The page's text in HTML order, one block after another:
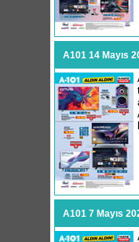
A101 14 Mayıs
A101 7 Mayıs